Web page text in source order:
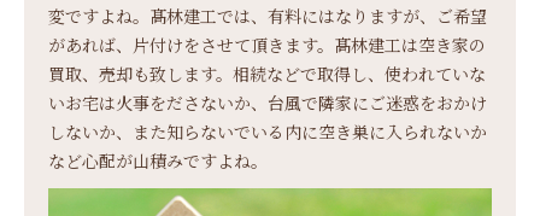
変ですよね。髙林建工では、有料にはなりますが、ご希望
があれば、片付けをさせて頂きます。 髙林建工は空き家の
買取、売却も致します。相続などで取得し、使われていな
いお宅は火事をださないか、台風で隣家にご迷惑をおかけ
しないか、また知らないでいる内に空き巣に入られないか
など心配が山積みですよね。